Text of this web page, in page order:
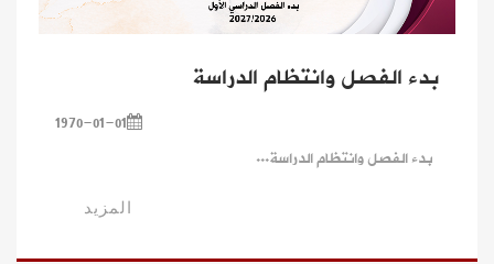
بدء الفصل وانتظام الدراسة
1970-01-01
بدء الفصل وانتظام الدراسة...
المزيد